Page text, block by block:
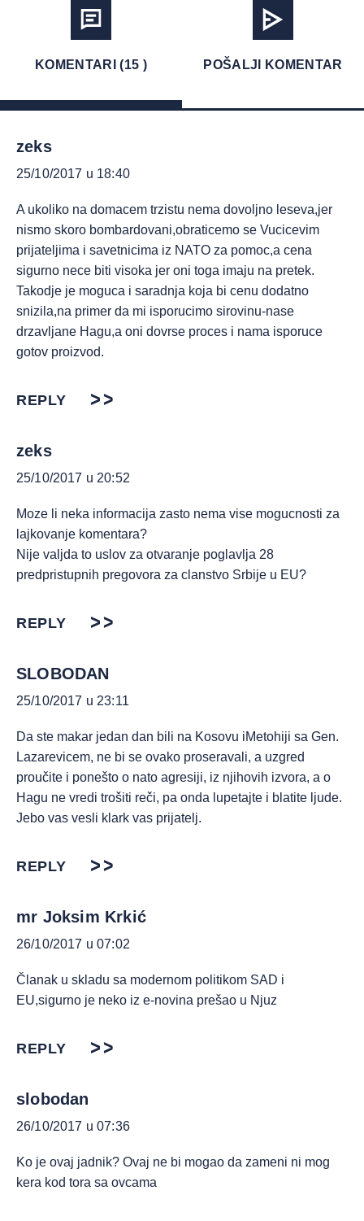
KOMENTARI (15 ) POŠALJI KOMENTAR
zeks
25/10/2017 u 18:40
A ukoliko na domacem trzistu nema dovoljno leseva,jer
nismo skoro bombardovani,obraticemo se Vucicevim
prijateljima i savetnicima iz NATO za pomoc,a cena
sigurno nece biti visoka jer oni toga imaju na pretek.
Takodje je moguca i saradnja koja bi cenu dodatno
snizila,na primer da mi isporucimo sirovinu-nase
drzavljane Hagu,a oni dovrse proces i nama isporuce
gotov proizvod.
REPLY
zeks
25/10/2017 u 20:52
Moze li neka informacija zasto nema vise mogucnosti za
lajkovanje komentara?
Nije valjda to uslov za otvaranje poglavlja 28
predpristupnih pregovora za clanstvo Srbije u EU?
REPLY
SLOBODAN
25/10/2017 u 23:11
Da ste makar jedan dan bili na Kosovu iMetohiji sa Gen.
Lazarevicem, ne bi se ovako proseravali, a uzgred
proučite i ponešto o nato agresiji, iz njihovih izvora, a o
Hagu ne vredi trošiti reči, pa onda lupetajte i blatite ljude.
Jebo vas vesli klark vas prijatelj.
REPLY
mr Joksim Krkić
26/10/2017 u 07:02
Članak u skladu sa modernom politikom SAD i
EU,sigurno je neko iz e-novina prešao u Njuz
REPLY
slobodan
26/10/2017 u 07:36
Ko je ovaj jadnik? Ovaj ne bi mogao da zameni ni mog
kera kod tora sa ovcama